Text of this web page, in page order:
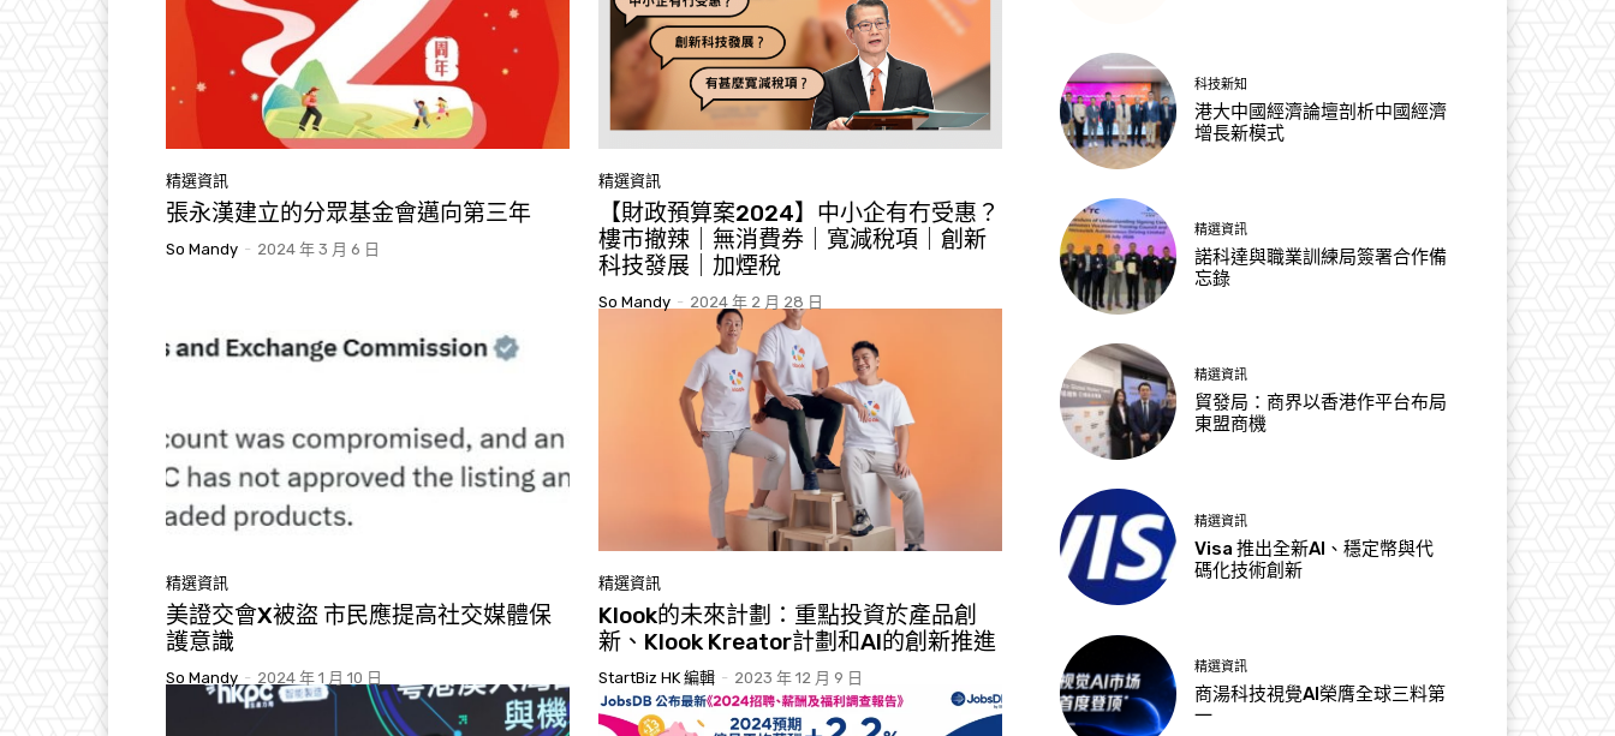
精選資訊
張永漢建立的分眾基金會邁向第三年
So Mandy - 2024 年 3 月 6 日
精選資訊
【財政預算案2024】中小企有冇受惠？
樓市撤辣｜無消費券｜寬減稅項｜創新
科技發展｜加煙稅
So Mandy - 2024 年 2 月 28 日
精選資訊
美證交會X被盜 市民應提高社交媒體保
護意識
So Mandy - 2024 年 1 月 10 日
精選資訊
Klook的未來計劃：重點投資於產品創
新、Klook Kreator計劃和AI的創新推進
StartBiz HK 編輯 - 2023 年 12 月 9 日
科技新知
港大中國經濟論壇剖析中國經濟
增長新模式
精選資訊
諾科達與職業訓練局簽署合作備
忘錄
精選資訊
貿發局：商界以香港作平台布局
東盟商機
精選資訊
Visa 推出全新AI、穩定幣與代
碼化技術創新
精選資訊
商湯科技視覺AI榮膺全球三料第
一